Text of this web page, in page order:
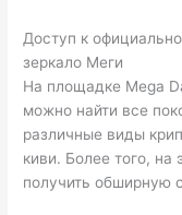
Доступ к
зеркало Меги
На площадке Mega
можно найти все
различные виды
киви. Более того, на
получить обширную